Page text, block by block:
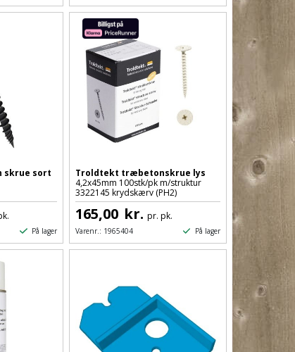
sort
På lager
Troldtekt træbetonskrue lys
4,2x45mm 100stk/pk m/struktur
3322145 krydskærv (PH2)
165,00 kr. pr. pk.
Varenr.: 1965404 På lager